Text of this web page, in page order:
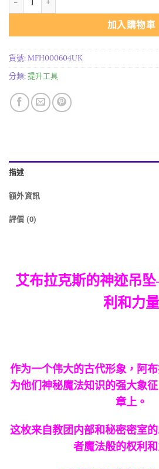
加入購物車
貨號:MFH000604UK
分類:提升工具
描述
額外資訊
評價 (0)
艾布拉克斯的神迹吊坠
利和力量
作为一个伟大的古代形象，阿
为他们神秘魔法知识的强大象
章上。
这枚来自教团内部和秘密密室
者魔法般的权利和